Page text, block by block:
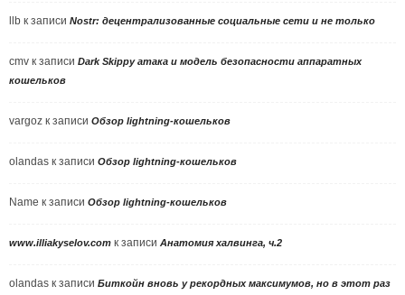
llb к записи Nostr: децентрализованные социальные сети и не только
cmv к записи Dark Skippy атака и модель безопасности аппаратных
кошельков
vargoz к записи Обзор lightning-кошельков
olandas к записи Обзор lightning-кошельков
Name к записи Обзор lightning-кошельков
www.illiakyselov.com к записи Анатомия халвинга, ч.2
olandas к записи Биткойн вновь у рекордных максимумов, но в этот раз